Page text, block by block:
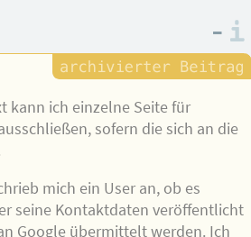
–
kann ich einzelne Seite für
sofern die sich an die
mich ein User an, ob es
seine Kontaktdaten veröffentlicht
Google übermittelt werden. Ich